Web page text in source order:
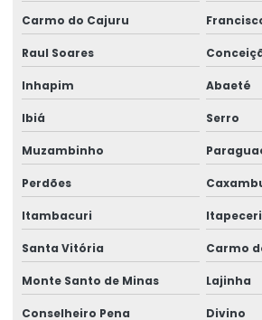
Talha Elétrica Aço Inox Para Setores Críticos
Talha Elétrica Aço Inoxidável
Talha Elétrica Baixa Altura
Talha Elétrica Cabo De Aço
Talha Elétrica Capacidade 5 Toneladas
Talha Elétrica Com Capacidade Até 5
Talha Elétrica Com Controle Inteligente
Talha Elétrica Com Inversor De Frequência
Talha Elétrica Com Trole Incorporado
Carmo do Cajuru
Raul Soares
Inhapim Abaeté
Ibiá Serro
Muzambinho
Perdões
Itambacuri
Santa Vitória Carmo
Monte Santo de Minas Lajinha
Conselheiro Pena Divino